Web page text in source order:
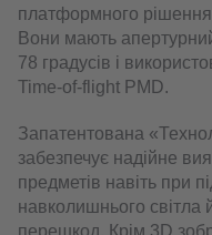
платформного
Вони мають
78 градусів і
Time-of-flight PMD.
Запатентована
забезпечує надійне
предметів навіть при
навколишнього світла
перешкод. Крім 3D